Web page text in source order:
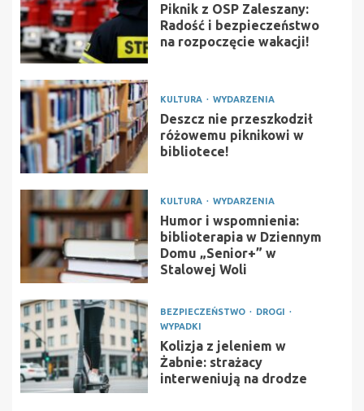
Piknik z OSP Zaleszany:
Radość i bezpieczeństwo
na rozpoczęcie wakacji!
KULTURA WYDARZENIA
Deszcz nie przeszkodził
różowemu piknikowi w
bibliotece!
KULTURA WYDARZENIA
Humor i wspomnienia:
biblioterapia w Dziennym
Domu „Senior+” w
Stalowej Woli
BEZPIECZEŃSTWO
DROGI
WYPADKI
Kolizja z jeleniem w
Żabnie: strażacy
interweniują na drodze